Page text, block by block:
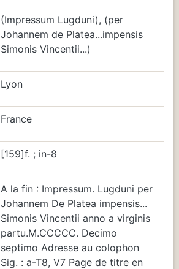
(Impressum Lugduni), (per
Johannem de Platea...impensis
Simonis Vincentii...)
Lyon
France
[159]f. ; in-8
A la fin : Impressum. Lugduni per
Johannem De Platea impensis...
Simonis Vincentii anno a virginis
partu.M.CCCCC. Decimo
septimo Adresse au colophon
Sig. : a-T8, V7 Page de titre en